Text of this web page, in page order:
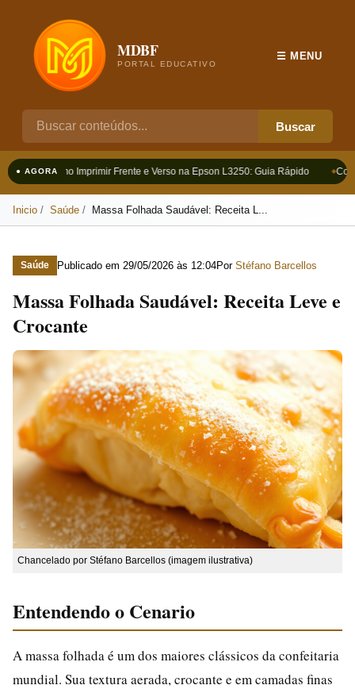
MDBF
PORTAL EDUCATIVO
Buscar
☰ MENU
● AGORAComo Imprimir Frente e Verso na Epson L3250: Guia Rápido
Inicio Saúde Massa Folhada Saudável: Receita L...
Saúde Publicado em 29/05/2026 às 12:04Por Stéfano Barcellos
Massa Folhada Saudável: Receita Leve e
Crocante
Chancelado por Stéfano Barcellos (imagem ilustrativa)
Entendendo o Cenario
A massa folhada é um dos maiores clássicos da confeitaria
mundial. Sua textura aerada, crocante e em camadas finas